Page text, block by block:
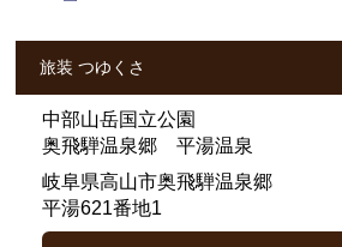
旅装 つゆくさ
中部山岳国立公園
奥飛騨温泉郷 平湯温泉
岐阜県高山市奥飛騨温泉郷
平湯621番地1